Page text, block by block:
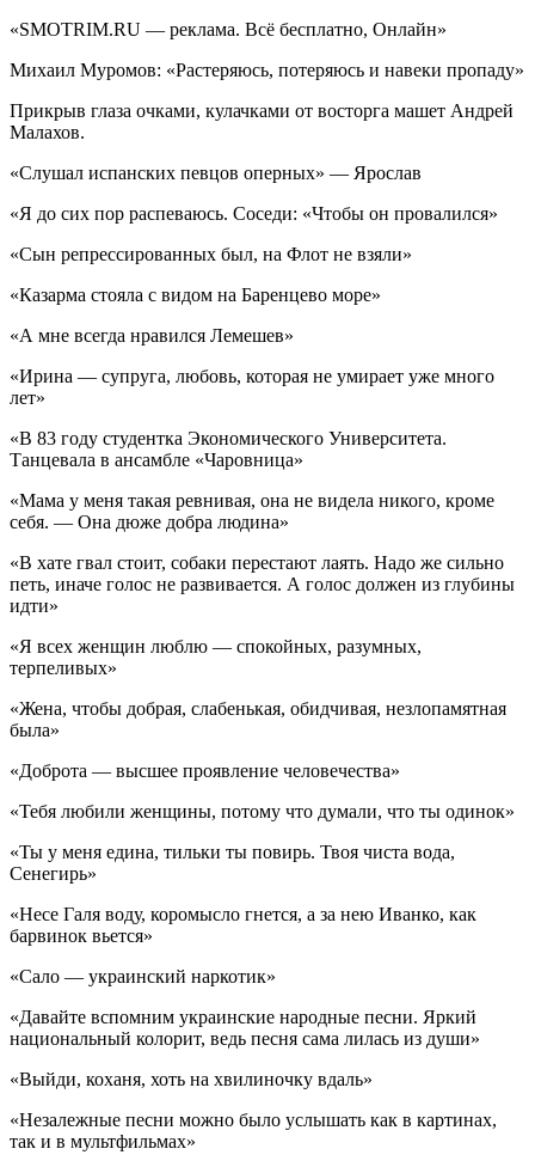
«SMOTRIM.RU — реклама. Всё бесплатно, Онлайн»
Михаил Муромов: «Растеряюсь, потеряюсь и навеки пропаду»
Прикрыв глаза очками, кулачками от восторга машет Андрей
Малахов.
«Слушал испанских певцов оперных» — Ярослав
«Я до сих пор распеваюсь. Соседи: «Чтобы он провалился»
«Сын репрессированных был, на Флот не взяли»
«Казарма стояла с видом на Баренцево море»
«А мне всегда нравился Лемешев»
«Ирина — супруга, любовь, которая не умирает уже много
лет»
«В 83 году студентка Экономического Университета.
Танцевала в ансамбле «Чаровница»
«Мама у меня такая ревнивая, она не видела никого, кроме
себя. — Она дюже добра людина»
«В хате гвал стоит, собаки перестают лаять. Надо же сильно
петь, иначе голос не развивается. А голос должен из глубины
идти»
«Я всех женщин люблю — спокойных, разумных,
терпеливых»
«Жена, чтобы добрая, слабенькая, обидчивая, незлопамятная
была»
«Доброта — высшее проявление человечества»
«Тебя любили женщины, потому что думали, что ты одинок»
«Ты у меня едина, тильки ты повирь. Твоя чиста вода,
Сенегирь»
«Несе Галя воду, коромысло гнется, а за нею Иванко, как
барвинок вьется»
«Сало — украинский наркотик»
«Давайте вспомним украинские народные песни. Яркий
национальный колорит, ведь песня сама лилась из души»
«Выйди, коханя, хоть на хвилиночку вдаль»
«Незалежные песни можно было услышать как в картинах,
так и в мультфильмах»